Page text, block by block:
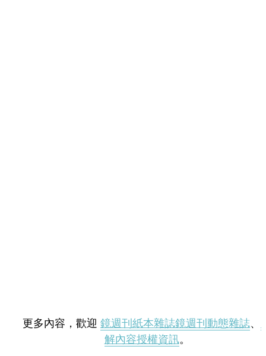
更多內容，歡迎 鏡週刊紙本雜誌鏡週刊動態雜誌、
解內容授權資訊。